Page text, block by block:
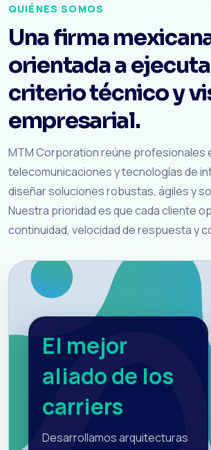
QUIÉNES SOMOS
Una firma
orientada a
criterio técnico y
empresarial.
MTM Corporation reúne profesionales
telecomunicaciones y tecnologías de
diseñar soluciones robustas, ágiles y
Nuestra prioridad es que cada cliente
continuidad, velocidad de respuesta y
El mejor
aliado de los
carriers
Desarrollamos arquitecturas